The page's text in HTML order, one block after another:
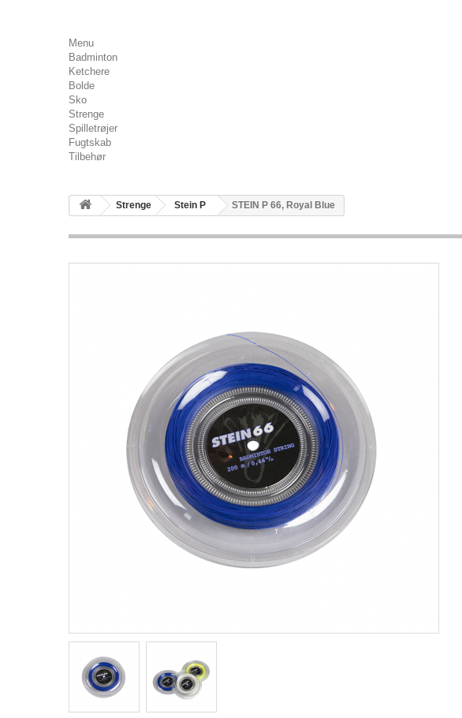
Menu
Badminton
Ketchere
Bolde
Sko
Strenge
Spilletrøjer
Fugtskab
Tilbehør
Strenge Stein P STEIN P 66, Royal Blue